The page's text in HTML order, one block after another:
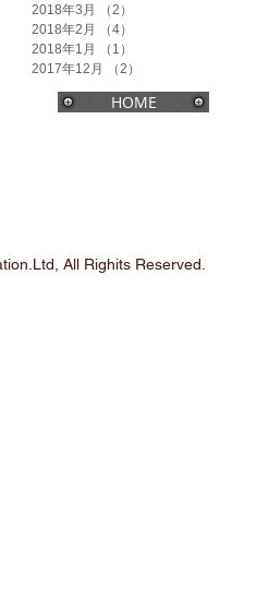
2018年3月
（2）
2018年2月
（4）
2018年1月
（1）
2017年12月
（2）
HOME
All Righits Reserved.